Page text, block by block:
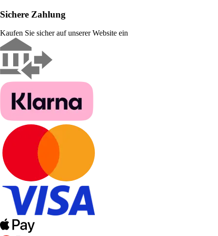
Sichere Zahlung
Kaufen Sie sicher auf unserer Website ein